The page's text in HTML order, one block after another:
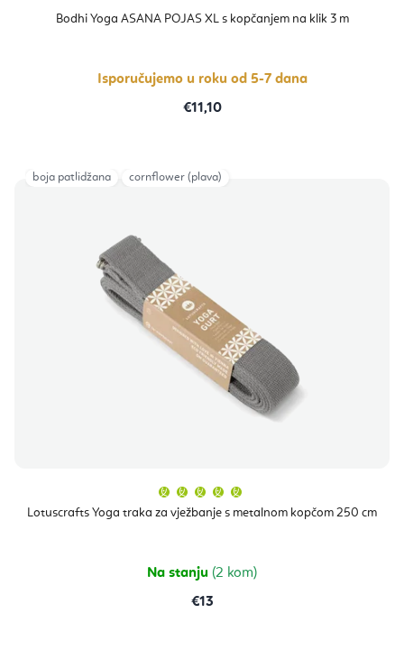
Bodhi Yoga ASANA POJAS XL s kopčanjem na klik 3 m
Isporučujemo u roku od 5-7 dana
€11,10
Lotuscrafts Yoga traka za vježbanje s metalnom kopčom 250 cm
proizvoda
je
zvjezdica.
Na stanju (2 kom)
€13
boja patlidžana cornflower (plava)